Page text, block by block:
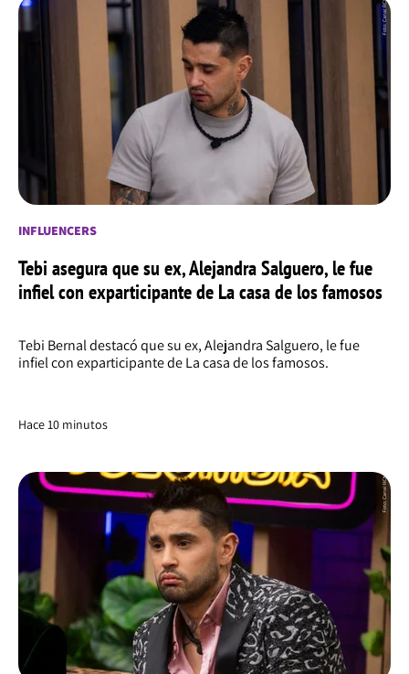
INFLUENCERS
Tebi asegura que su ex, Alejandra Salguero, le fue
infiel con exparticipante de La casa de los famosos
Tebi Bernal destacó que su ex, Alejandra Salguero, le fue
infiel con exparticipante de La casa de los famosos.
Hace 10 minutos